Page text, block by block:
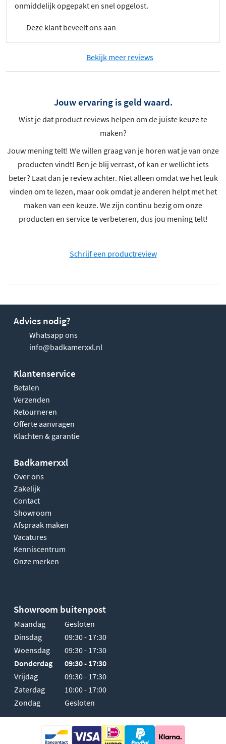
onmiddelijk opgepakt en snel opgelost.
Deze klant beveelt ons aan
Bekijk meer reviews
Jouw ervaring is geld waard.
Wist je dat product reviews helpen om de juiste keuze te
maken?
Jouw mening telt! We willen graag van je horen wat je van onze
producten vindt! Ben je blij verrast, of kan er wellicht iets
beter? Laat dan je review achter. Niet alleen omdat we het leuk
vinden om te lezen, maar ook omdat je anderen helpt met het
maken van een keuze. We zijn continu bezig om onze
producten en service te verbeteren, dus jou mening telt!
Schrijf een productreview
Advies nodig?
Whatsapp ons
info@badkamerxxl.nl
Klantenservice
Betalen
Verzenden
Retourneren
Offerte aanvragen
Klachten & garantie
Badkamerxxl
Over ons
Zakelijk
Contact
Showroom
Afspraak maken
Vacatures
Kenniscentrum
Onze merken
Showroom buitenpost
Maandag
Gesloten
Dinsdag
09:30 - 17:30
Woensdag
09:30 - 17:30
Donderdag
09:30 - 17:30
Vrijdag
09:30 - 17:30
Zaterdag
10:00 - 17:00
Zondag
Gesloten